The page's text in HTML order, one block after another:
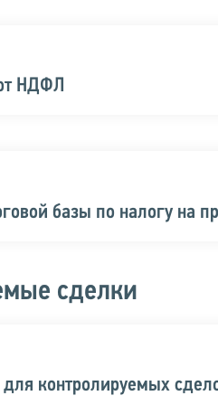
НДФЛ
базы по налогу на
сделки
контролируемых